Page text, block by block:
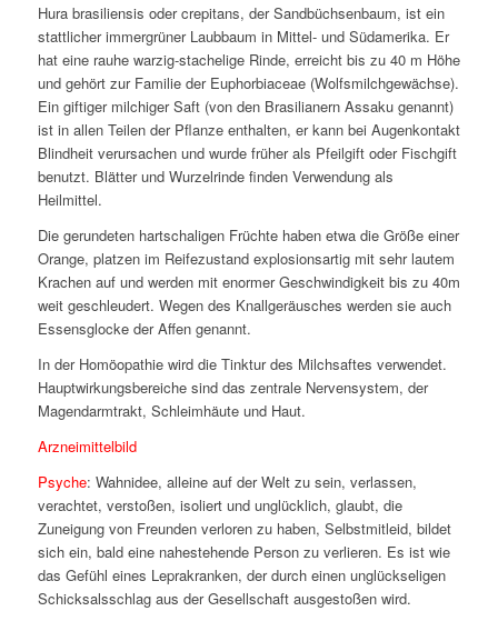
Hura brasiliensis oder crepitans, der Sandbüchsenbaum, ist ein
stattlicher immergrüner Laubbaum in Mittel- und Südamerika. Er
hat eine rauhe warzig-stachelige Rinde, erreicht bis zu 40 m Höhe
und gehört zur Familie der Euphorbiaceae (Wolfsmilchgewächse).
Ein giftiger milchiger Saft (von den Brasilianern Assaku genannt)
ist in allen Teilen der Pflanze enthalten, er kann bei Augenkontakt
Blindheit verursachen und wurde früher als Pfeilgift oder Fischgift
benutzt. Blätter und Wurzelrinde finden Verwendung als
Heilmittel.
Die gerundeten hartschaligen Früchte haben etwa die Größe einer
Orange, platzen im Reifezustand explosionsartig mit sehr lautem
Krachen auf und werden mit enormer Geschwindigkeit bis zu 40m
weit geschleudert. Wegen des Knallgeräusches werden sie auch
Essensglocke der Affen genannt.
In der Homöopathie wird die Tinktur des Milchsaftes verwendet.
Hauptwirkungsbereiche sind das zentrale Nervensystem, der
Magendarmtrakt, Schleimhäute und Haut.
Arzneimittelbild
Psyche: Wahnidee, alleine auf der Welt zu sein, verlassen,
verachtet, verstoßen, isoliert und unglücklich, glaubt, die
Zuneigung von Freunden verloren zu haben, Selbstmitleid, bildet
sich ein, bald eine nahestehende Person zu verlieren. Es ist wie
das Gefühl eines Leprakranken, der durch einen unglückseligen
Schicksalsschlag aus der Gesellschaft ausgestoßen wird.